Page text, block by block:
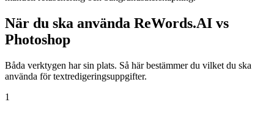
När du ska använda ReWords.AI vs
Photoshop
Båda verktygen har sin plats. Så här bestämmer du vilket du ska
använda för textredigeringsuppgifter.
1